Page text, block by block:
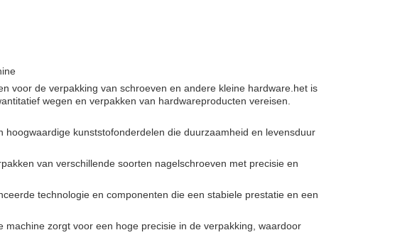
voor de verpakking van schroeven en andere kleine hardware.het is
wegen en verpakken van hardwareproducten vereisen.
hoogwaardige kunststofonderdelen die duurzaamheid en levensduur
van verschillende soorten nagelschroeven met precisie en
technologie en componenten die een stabiele prestatie en een
machine zorgt voor een hoge precisie in de verpakking, waardoor